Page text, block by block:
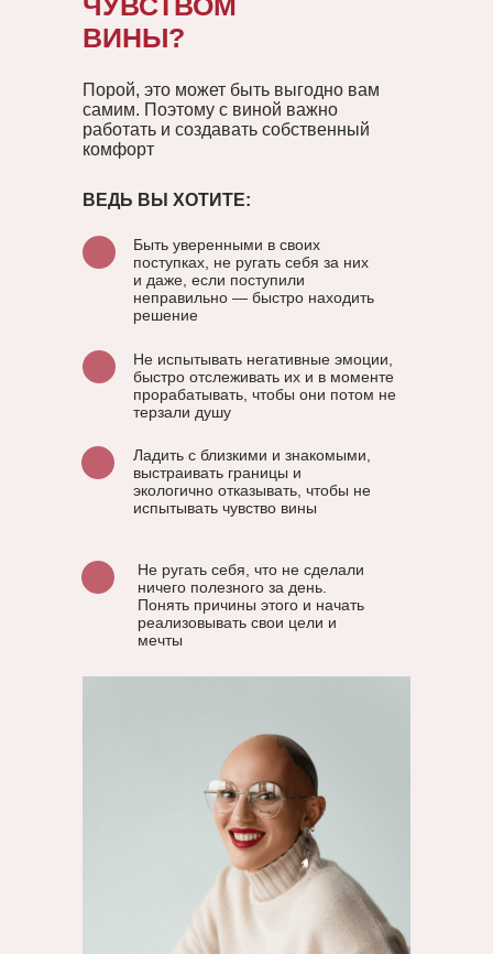
ВИНЫ?
Порой, это может быть выгодно вам
самим. Поэтому с виной важно
работать и создавать собственный
комфорт
ВЕДЬ ВЫ ХОТИТЕ:
Быть уверенными в своих
поступках, не ругать себя за них
и даже, если поступили
неправильно — быстро находить
решение
Не испытывать негативные эмоции,
быстро отслеживать их и в моменте
прорабатывать, чтобы они потом не
терзали душу
Ладить с близкими и знакомыми,
выстраивать границы и
экологично отказывать, чтобы не
испытывать чувство вины
Не ругать себя, что не сделали
ничего полезного за день.
Понять причины этого и начать
реализовывать свои цели и
мечты